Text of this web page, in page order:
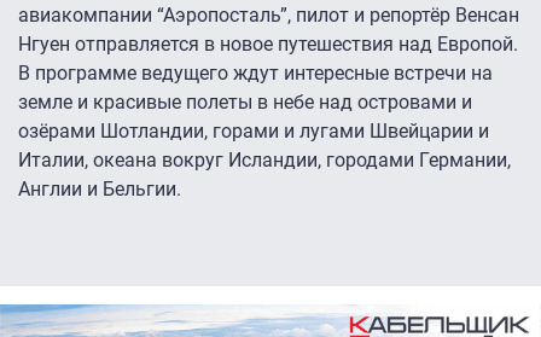
авиакомпании “Аэропосталь”, пилот и репортёр Венсан
Нгуен отправляется в новое путешествия над Европой.
В программе ведущего ждут интересные встречи на
земле и красивые полеты в небе над островами и
озёрами Шотландии, горами и лугами Швейцарии и
Италии, океана вокруг Исландии, городами Германии,
Англии и Бельгии.